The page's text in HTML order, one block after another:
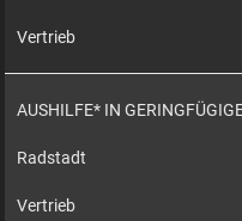
Vertrieb
AUSHILFE* IN
Radstadt
Vertrieb